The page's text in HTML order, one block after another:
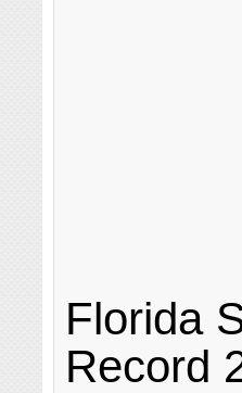
Florida
Record